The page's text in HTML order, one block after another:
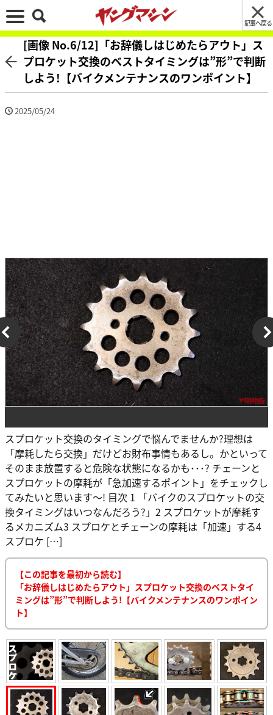
記事へ戻る
[画像 No.6/12]「お辞儀しはじめたらアウト」ス
プロケット交換のベストタイミングは”形”で判断
しよう!【バイクメンテナンスのワンポイント】
2025/05/24
スプロケット交換のタイミングで悩んでませんか?理想は
「摩耗したら交換」だけどお財布事情もあるし。かといって
そのまま放置すると危険な状態になるかも･･･? チェーンと
スプロケットの摩耗が「急加速するポイント」をチェックし
てみたいと思います～! 目次 1 「バイクのスプロケットの交
換タイミングはいつなんだろう?」2 スプロケットが摩耗す
るメカニズム3 スプロケとチェーンの摩耗は「加速」する4
スプロケ […]
【この記事を最初から読む】
「お辞儀しはじめたらアウト」スプロケット交換のベストタイ
ミングは”形”で判断しよう!【バイクメンテナンスのワンポイン
ト】